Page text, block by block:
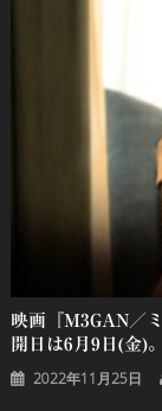
映画『M3GAN／
開日は6月9日(金)。
2022年11月25日